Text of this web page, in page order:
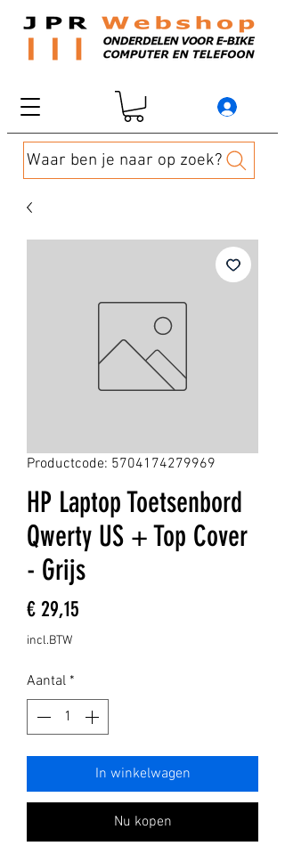
Waar ben je naar op zoek?
Productcode: 5704174279969
HP Laptop Toetsenbord
Qwerty US + Top Cover
- Grijs
€ 29,15
incl.BTW
Aantal *
In winkelwagen
Nu kopen